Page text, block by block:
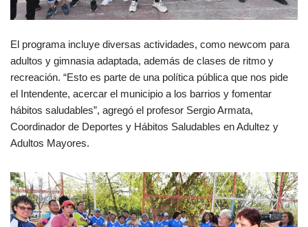
El programa incluye diversas actividades, como newcom para
adultos y gimnasia adaptada, además de clases de ritmo y
recreación. “Esto es parte de una política pública que nos pide
el Intendente, acercar el municipio a los barrios y fomentar
hábitos saludables”, agregó el profesor Sergio Armata,
Coordinador de Deportes y Hábitos Saludables en Adultez y
Adultos Mayores.